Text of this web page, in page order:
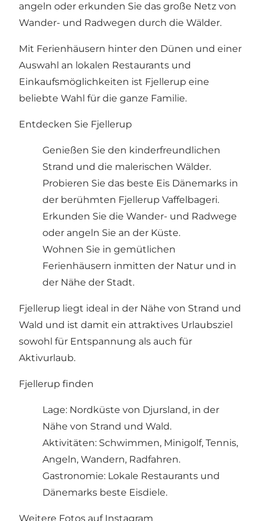
angeln oder erkunden Sie das große Netz von
Wander- und Radwegen durch die Wälder.
Mit Ferienhäusern hinter den Dünen und einer
Auswahl an lokalen Restaurants und
Einkaufsmöglichkeiten ist Fjellerup eine
beliebte Wahl für die ganze Familie.
Entdecken Sie Fjellerup
Genießen Sie den kinderfreundlichen
Strand und die malerischen Wälder.
Probieren Sie das beste Eis Dänemarks in
der berühmten Fjellerup Vaffelbageri.
Erkunden Sie die Wander- und Radwege
oder angeln Sie an der Küste.
Wohnen Sie in gemütlichen
Ferienhäusern inmitten der Natur und in
der Nähe der Stadt.
Fjellerup liegt ideal in der Nähe von Strand und
Wald und ist damit ein attraktives Urlaubsziel
sowohl für Entspannung als auch für
Aktivurlaub.
Fjellerup finden
Lage: Nordküste von Djursland, in der
Nähe von Strand und Wald.
Aktivitäten: Schwimmen, Minigolf, Tennis,
Angeln, Wandern, Radfahren.
Gastronomie: Lokale Restaurants und
Dänemarks beste Eisdiele.
Weitere Fotos auf Instagram